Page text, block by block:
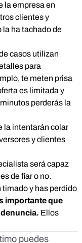
la empresa en
clientes y
ha tachado de
casos utilizan
para
te meten prisa
es limitada y
perderás la
la intentarán colar
y clientes
será capaz
de fiar o no.
timado y has perdido
importante que
Ellos
puedes